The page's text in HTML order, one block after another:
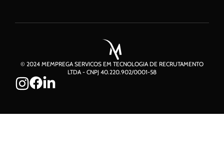
© 2024 MEMPREGA SERVICOS EM TECNOLOGIA DE RECRUTAMENTO
LTDA - CNPJ 40.220.902/0001-58